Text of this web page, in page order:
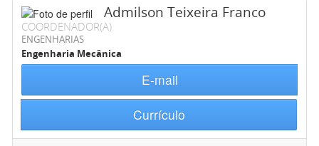
Admilson Teixeira Franco
COORDENADOR(A)
ENGENHARIAS
Engenharia Mecânica
E-mail
Currículo